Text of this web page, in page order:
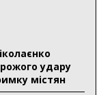
Плану
удару
містян